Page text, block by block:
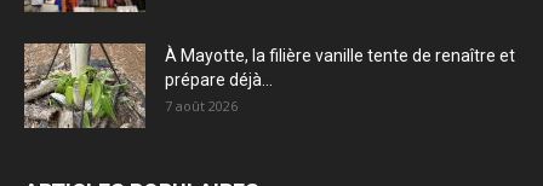
À Mayotte, la filière vanille tente de renaître et
prépare déjà...
7 août 2026